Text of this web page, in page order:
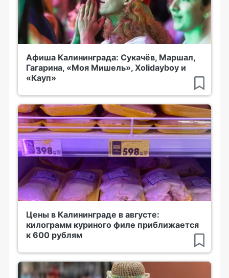
Афиша Калининграда: Сукачёв, Маршал,
Гагарина, «Моя Мишель», Xolidayboy и
«Кауп»
Цены в Калининграде в августе:
килограмм куриного филе приближается
к 600 рублям